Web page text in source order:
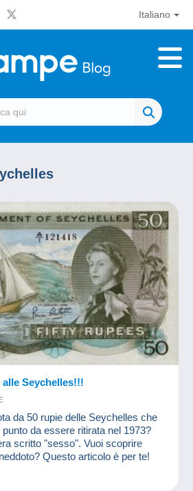
Italiano
Seychelles!!!
da 50 rupie delle Seychelles che
da essere ritirata nel 1973?
scritto "sesso". Vuoi scoprire
Questo articolo è per te!